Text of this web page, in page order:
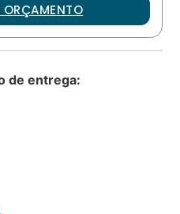
ORÇAMENTO
de entrega: